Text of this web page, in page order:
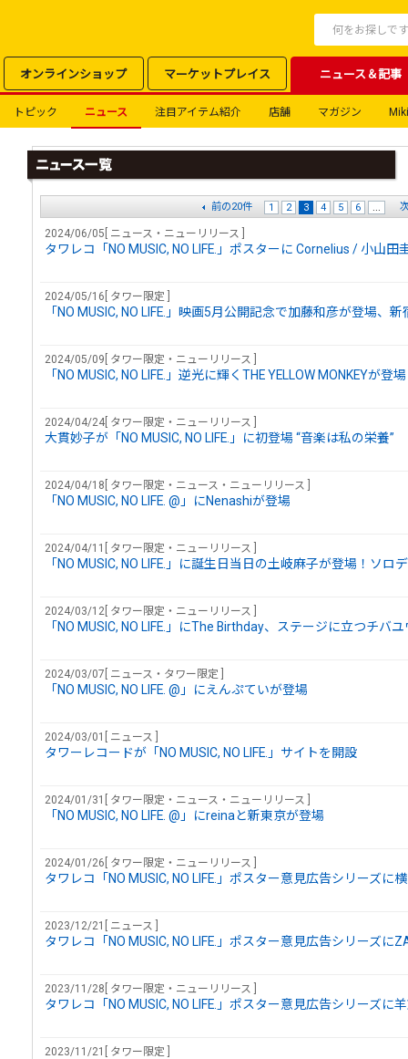
オンラインショップ マーケットプレイス ニュース＆記事
トピック ニュース 注目アイテム紹介 店舗 マガジン
前の20件 1 2 3 4 5 6 ...
2024/06/05[ ニュース・ニューリリース ]
タワレコ「NO MUSIC, NO LIFE.」ポスターに Cornelius / 小山
2024/05/16[ タワー限定 ]
「NO MUSIC, NO LIFE.」映画5月公開記念で加藤和彦が登場、
2024/05/09[ タワー限定・ニューリリース ]
「NO MUSIC, NO LIFE.」逆光に輝くTHE YELLOW MONKEYが登場
2024/04/24[ タワー限定・ニューリリース ]
大貫妙子が「NO MUSIC, NO LIFE.」に初登場 “音楽は私の栄養”
2024/04/18[ タワー限定・ニュース・ニューリリース ]
「NO MUSIC, NO LIFE. @」にNenashiが登場
2024/04/11[ タワー限定・ニューリリース ]
「NO MUSIC, NO LIFE.」に誕生日当日の土岐麻子が登場！ソロ
2024/03/12[ タワー限定・ニューリリース ]
「NO MUSIC, NO LIFE.」にThe Birthday、ステージに立つチバ
2024/03/07[ ニュース・タワー限定 ]
「NO MUSIC, NO LIFE. @」にえんぷていが登場
2024/03/01[ ニュース ]
タワーレコードが「NO MUSIC, NO LIFE.」サイトを開設
2024/01/31[ タワー限定・ニュース・ニューリリース ]
「NO MUSIC, NO LIFE. @」にreinaと新東京が登場
2024/01/26[ タワー限定・ニューリリース ]
タワレコ「NO MUSIC, NO LIFE.」ポスター意見広告シリーズに
2023/12/21[ ニュース ]
タワレコ「NO MUSIC, NO LIFE.」ポスター意見広告シリーズに
2023/11/28[ タワー限定・ニューリリース ]
タワレコ「NO MUSIC, NO LIFE.」ポスター意見広告シリーズに
2023/11/21[ タワー限定 ]